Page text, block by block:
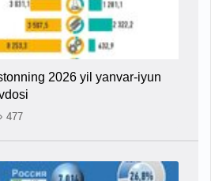
2026 yil yanvar-iyun
477